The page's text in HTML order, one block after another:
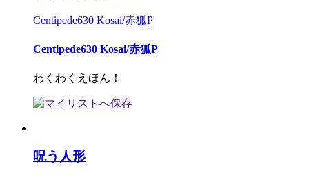
Centipede630 Kosai/赤狐P
Centipede630 Kosai/赤狐P
わくわくえほん！
呪う人形